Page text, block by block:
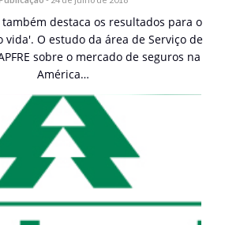
destaca os resultados para o
vida'. O estudo da área de Serviço de
sobre o mercado de seguros na
América…